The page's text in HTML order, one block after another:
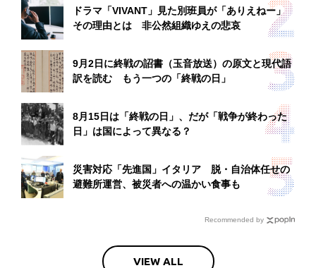
ドラマ「VIVANT」見た別班員が「ありえねー」
その理由とは 非公然組織ゆえの悲哀
9月2日に終戦の詔書（玉音放送）の原文と現代語
訳を読む もう一つの「終戦の日」
8月15日は「終戦の日」、だが「戦争が終わった
日」は国によって異なる？
災害対応「先進国」イタリア 脱・自治体任せの
避難所運営、被災者への温かい食事も
Recommended by
VIEW ALL